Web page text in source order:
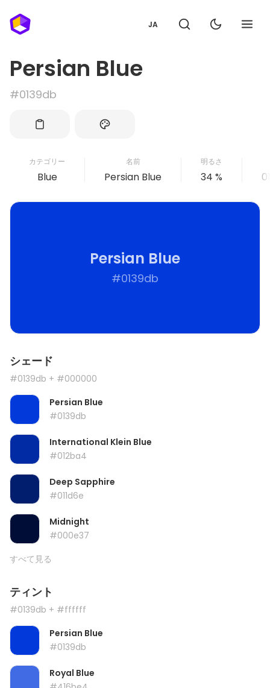
JA
Persian Blue
#0139db
カテゴリー
Blue
名前
Persian Blue
明るさ
34 %
Persian Blue
#0139db
シェード
#0139db + #000000
Persian Blue
#0139db
International Klein Blue
#012ba4
Deep Sapphire
#011d6e
Midnight
#000e37
すべて見る
ティント
#0139db + #ffffff
Persian Blue
#0139db
Royal Blue